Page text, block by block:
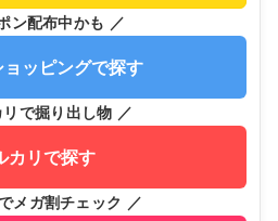
ン配布中かも ／
ッピングで探す
で掘り出し物 ／
カリで探す
メガ割チェック ／